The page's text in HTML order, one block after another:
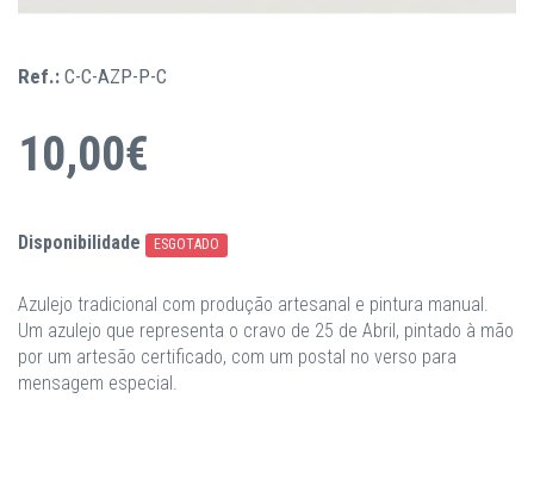
Ref.: C-C-AZP-P-C
10,00€
Disponibilidade ESGOTADO
Azulejo tradicional com produção artesanal e pintura manual.
Um azulejo que representa o cravo de 25 de Abril, pintado à mão
por um artesão certificado, com um postal no verso para
mensagem especial.